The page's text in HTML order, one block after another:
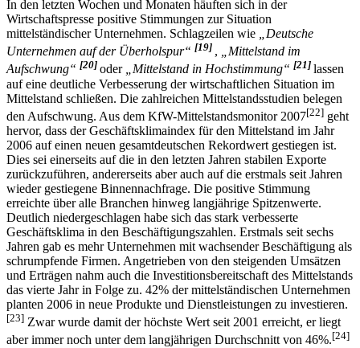
In den letzten Wochen und Monaten häuften sich in der
Wirtschaftspresse positive Stimmungen zur Situation
mittelständischer Unternehmen. Schlagzeilen wie
„Deutsche
Unternehmen auf der Überholspur“ [19] ,
„Mittelstand im
Aufschwung“ [20] oder „Mittelstand in Hochstimmung“ [21] lassen
auf eine deutliche Verbesserung der wirtschaftlichen Situation im
Mittelstand schließen. Die zahlreichen Mittelstandsstudien belegen
den Aufschwung. Aus dem KfW-Mittelstandsmonitor 2007[22] geht
hervor, dass der Geschäftsklimaindex für den Mittelstand im Jahr
2006 auf einen neuen gesamtdeutschen Rekordwert gestiegen ist.
Dies sei einerseits auf die in den letzten Jahren stabilen Exporte
zurückzuführen, andererseits aber auch auf die erstmals seit Jahren
wieder gestiegene Binnennachfrage. Die positive Stimmung
erreichte über alle Branchen hinweg langjährige Spitzenwerte.
Deutlich niedergeschlagen habe sich das stark verbesserte
Geschäftsklima in den Beschäftigungszahlen. Erstmals seit sechs
Jahren gab es mehr Unternehmen mit wachsender Beschäftigung als
schrumpfende Firmen. Angetrieben von den steigenden Umsätzen
und Erträgen nahm auch die Investitionsbereitschaft des Mittelstands
das vierte Jahr in Folge zu. 42% der mittelständischen Unternehmen
planten 2006 in neue Produkte und Dienstleistungen zu investieren.
[23] Zwar wurde damit der höchste Wert seit 2001 erreicht, er liegt
aber immer noch unter dem langjährigen Durchschnitt von 46%.[24]